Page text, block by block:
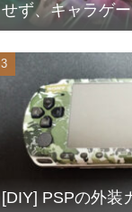
せず、キャラゲ
[DIY] PSPの外装